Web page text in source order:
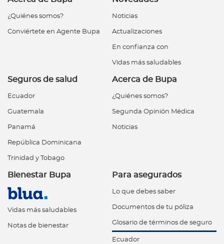
¿Quiénes somos?
Conviértete en Agente Bupa
Noticias
Actualizaciones
En confianza con
Vidas más saludables
Seguros de salud
Ecuador
Guatemala
Panamá
República Dominicana
Trinidad y Tobago
Acerca de Bupa
¿Quiénes somos?
Segunda Opinión Médica
Noticias
Bienestar Bupa
Vidas más saludables
Notas de bienestar
Para asegurados
Lo que debes saber
Documentos de tu póliza
Glosario de términos de seguro
Ecuador